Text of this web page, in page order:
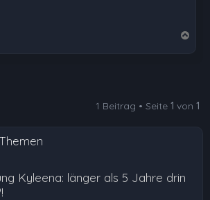
b
1 Beitrag • Seite 1 von 1
Kyleena: länger als 5 Jahre drin